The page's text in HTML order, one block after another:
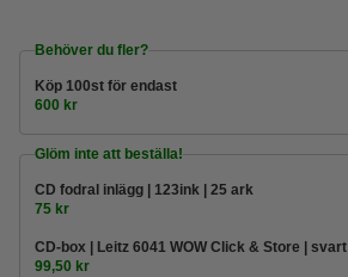
Behöver du fler?
Köp 100st för endast
600 kr
Glöm inte att beställa!
CD fodral inlägg | 123ink | 25 ark
75 kr
CD-box | Leitz 6041 WOW Click & Store | svart
99,50 kr